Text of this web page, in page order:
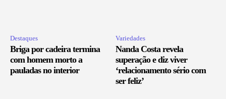
Destaques
Briga por cadeira termina
com homem morto a
pauladas no interior
Variedades
Nanda Costa revela
superação e diz viver
‘relacionamento sério com
ser feliz’